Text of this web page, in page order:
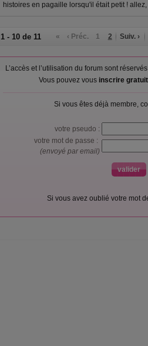
histoires en pagaille lorsqu'il était petit !
1 - 10 de 11 « ‹ Préc. 1 2 Suiv. ›
L’accès et l’utilisation du forum sont
Vous pouvez vous inscrire
Si vous êtes déjà membre,
votre pseudo :
votre mot de passe :
(envoyé par email)
Si vous avez oublié votre mot